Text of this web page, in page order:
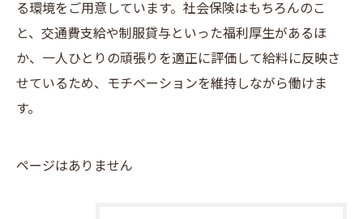
る環境をご用意しています。社会保険はもちろんのこ
と、交通費支給や制服貸与といった福利厚生があるほ
か、一人ひとりの頑張りを適正に評価して給料に反映さ
せているため、モチベーションを維持しながら働けま
す。
ページはありません